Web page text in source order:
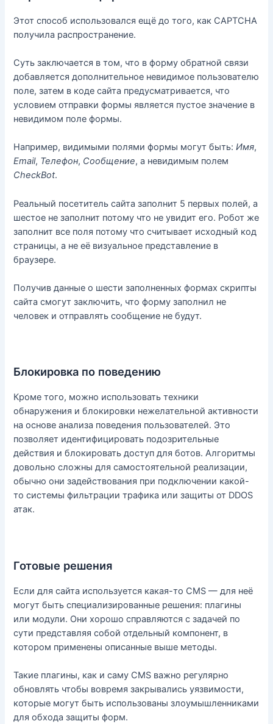
Этот способ использовался ещё до того, как CAPTCHA
получила распространение.
Суть заключается в том, что в форму обратной связи
добавляется дополнительное невидимое пользователю
поле, затем в коде сайта предусматривается, что
условием отправки формы является пустое значение в
невидимом поле формы.
Например, видимыми полями формы могут быть:Имя,
Email, Телефон, Сообщение, а невидимым полем
CheckBot.
Реальный посетитель сайта заполнит 5 первых полей, а
шестое не заполнит потому что не увидит его. Робот же
заполнит все поля потому что считывает исходный код
страницы, а не её визуальное представление в
браузере.
Получив данные о шести заполненных формах скрипты
сайта смогут заключить, что форму заполнил не
человек и отправлять сообщение не будут.
Блокировка по поведению
Кроме того, можно использовать техники
обнаружения и блокировки нежелательной активности
на основе анализа поведения пользователей. Это
позволяет идентифицировать подозрительные
действия и блокировать доступ для ботов. Алгоритмы
довольно сложны для самостоятельной реализации,
обычно они задействования при подключении какой-
то системы фильтрации трафика или защиты от DDOS
атак.
Готовые решения
Если для сайта используется какая-то CMS — для неё
могут быть специализированные решения: плагины
или модули. Они хорошо справляются с задачей по
сути представляя собой отдельный компонент, в
котором применены описанные выше методы.
Такие плагины, как и саму CMS важно регулярно
обновлять чтобы вовремя закрывались уязвимости,
которые могут быть использованы злоумышленниками
для обхода защиты форм.